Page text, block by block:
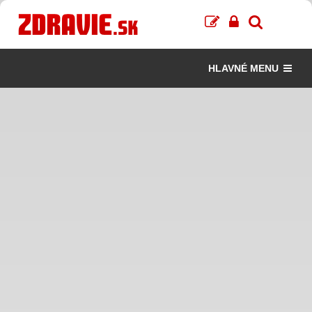
HLAVNÉ MENU